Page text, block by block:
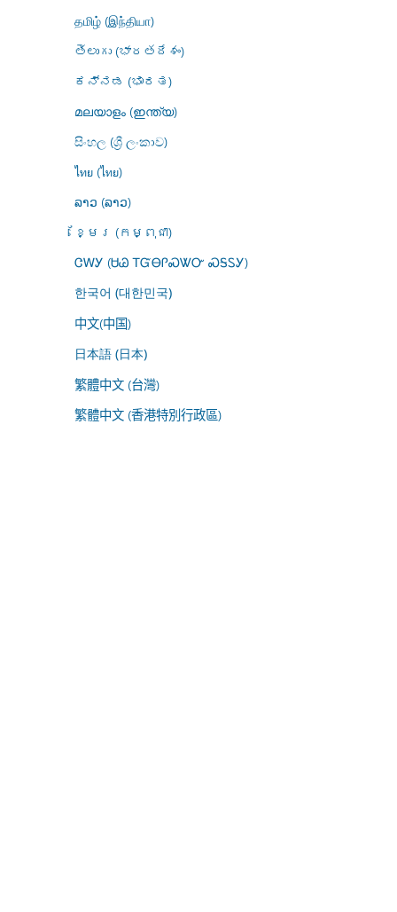
தமிழ் (இந்தியா)
తెలుగు (భారతదేశం)
ಕನ್ನಡ (ಭಾರತ)
മലയാളം (ഇന്ത്യ)
සිංහල (ශ්‍රී ලංකාව)
ไทย (ไทย)
ລາວ (ລາວ)
ខ្មែរ (កម្ពុជា)
ᏣᎳᎩ (ᏌᏊ ᎢᏳᎾᎵᏍᏔᏅ ᏍᎦᏚᎩ)
한국어 (대한민국)
中文(中国)
日本語 (日本)
繁體中文 (台灣)
繁體中文 (香港特別行政區)